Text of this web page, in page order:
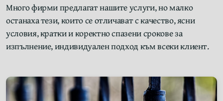
Много фирми предлагат нашите услуги, но малко
останаха тези, които се отличават с качество, ясни
условия, кратки и коректно спазени срокове за
изпълнение, индивидуален подход към всеки клиент.